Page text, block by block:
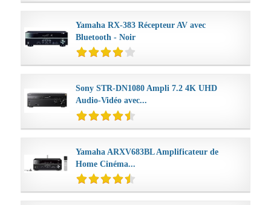
Yamaha RX-383 Récepteur AV avec
Bluetooth - Noir
Sony STR-DN1080 Ampli 7.2 4K UHD
Audio-Vidéo avec...
Yamaha ARXV683BL Amplificateur de
Home Cinéma...